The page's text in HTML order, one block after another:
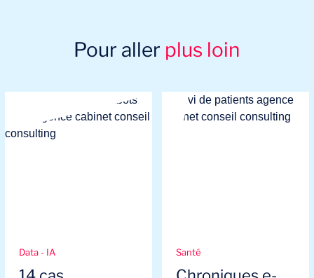
Pour aller plus loin
Data - IA Santé